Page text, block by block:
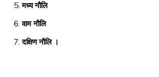
मध्य नौलि
वाम नौलि
दक्षिण नौलि ।